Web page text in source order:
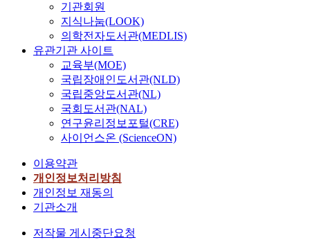
기관회원
지식나눔(LOOK)
의학전자도서관(MEDLIS)
유관기관 사이트
교육부(MOE)
국립장애인도서관(NLD)
국립중앙도서관(NL)
국회도서관(NAL)
연구윤리정보포털(CRE)
사이언스온 (ScienceON)
이용약관
개인정보처리방침
개인정보 재동의
기관소개
저작물 게시중단요청